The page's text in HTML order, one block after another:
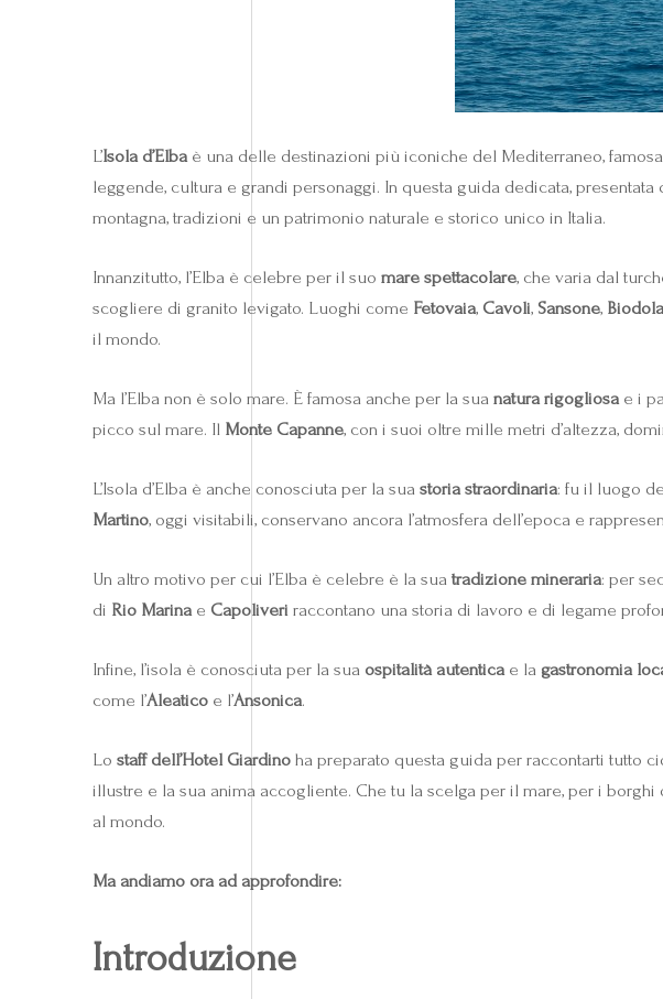
L’Isola d’Elbaè una delle destinazioni più iconiche del Mediterraneo,
leggende, cultura e grandi personaggi. In questa guida dedicata, presentata
montagna, tradizioni e un patrimonio naturale e storico unico in Italia.
Innanzitutto, l’Elba è celebre per il suo mare spettacolare, che varia dal
scogliere di granito levigato. Luoghi come Fetovaia, Cavoli, Sansone, Biodola
il mondo.
Ma l’Elba non è solo mare. È famosa anche per la sua natura rigogliosae i
picco sul mare. Il Monte Capanne, con i suoi oltre mille metri d’altezza,
L’Isola d’Elba è anche conosciuta per la sua storia straordinaria: fu il luogo
Martino, oggi visitabili, conservano ancora l’atmosfera dell’epoca e
Un altro motivo per cui l’Elba è celebre è la sua tradizione mineraria: per
di Rio Marinae Capoliveri raccontano una storia di lavoro e di legame
Infine, l’isola è conosciuta per la sua ospitalità autenticae la gastronomia
come l’Aleatico e l’Ansonica.
Lo staff dell’Hotel Giardino ha preparato questa guida per raccontarti tutto
illustre e la sua anima accogliente. Che tu la scelga per il mare, per i
al mondo.
Ma andiamo ora ad approfondire:
Introduzione